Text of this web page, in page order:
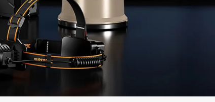
チライト 自転車ライト